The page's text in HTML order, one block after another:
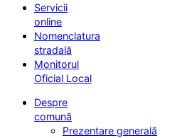
Servicii
online
Nomenclatura
stradală
Monitorul
Oficial Local
Despre
comună
Prezentare generală